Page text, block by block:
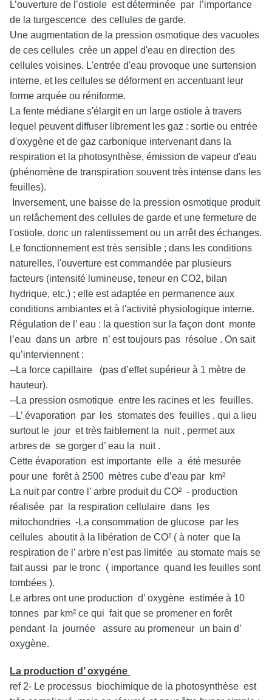
L’ouverture de l’ostiole est déterminée par l’importance
de la turgescence des cellules de garde.
Une augmentation de la pression osmotique des vacuoles
de ces cellules crée un appel d'eau en direction des
cellules voisines. L'entrée d'eau provoque une surtension
interne, et les cellules se déforment en accentuant leur
forme arquée ou réniforme.
La fente médiane s'élargit en un large ostiole à travers
lequel peuvent diffuser librement les gaz : sortie ou entrée
d'oxygène et de gaz carbonique intervenant dans la
respiration et la photosynthèse, émission de vapeur d'eau
(phénomène de transpiration souvent très intense dans les
feuilles).
Inversement, une baisse de la pression osmotique produit
un relâchement des cellules de garde et une fermeture de
l'ostiole, donc un ralentissement ou un arrêt des échanges.
Le fonctionnement est très sensible ; dans les conditions
naturelles, l'ouverture est commandée par plusieurs
facteurs (intensité lumineuse, teneur en CO2, bilan
hydrique, etc.) ; elle est adaptée en permanence aux
conditions ambiantes et à l'activité physiologique interne.
Régulation de l’ eau : la question sur la façon dont monte
l’eau dans un arbre n’ est toujours pas résolue . On sait
qu’interviennent :
--La force capillaire (pas d’effet supérieur à 1 mètre de
hauteur).
--La pression osmotique entre les racines et les feuilles.
--L’ évaporation par les stomates des feuilles , qui a lieu
surtout le jour et très faiblement la nuit , permet aux
arbres de se gorger d’ eau la nuit .
Cette évaporation est importante elle a été mesurée
pour une forêt à 2500 mètres cube d’eau par km²
La nuit par contre l’ arbre produit du CO² - production
réalisée par la respiration cellulaire dans les
mitochondries -La consommation de glucose par les
cellules aboutit à la libération de CO² ( à noter que la
respiration de l’ arbre n’est pas limitée au stomate mais se
fait aussi par le tronc ( importance quand les feuilles sont
tombées ).
Le arbres ont une production d’ oxygène estimée à 10
tonnes par km² ce qui fait que se promener en forêt
pendant la journée assure au promeneur un bain d’
oxygène.
La production d’ oxygéne
ref 2- Le processus biochimique de la photosynthèse est